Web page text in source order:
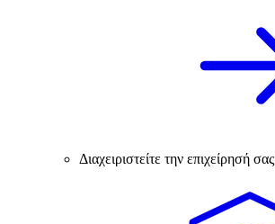
Διαχειριστείτε την επιχείρησή σας